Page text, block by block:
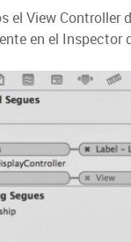
el View Controller
en el Inspector